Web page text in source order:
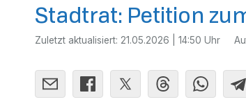
Stadtrat: Petition
Zuletzt aktualisiert: 21.05.2026 | 14:50 Uhr